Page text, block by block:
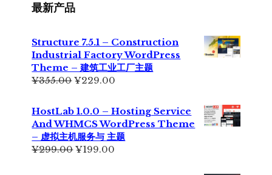
最新产品
Structure 7.5.1 – Construction
Industrial Factory WordPress
Theme – 建筑工业工厂主题
¥355.00原
为：
¥355.00。
¥229.00
价
格
为：
¥229.00。
HostLab 1.0.0 – Hosting Service
And WHMCS WordPress Theme
– 虚拟主机服务与 主题
¥299.00原
¥199.00